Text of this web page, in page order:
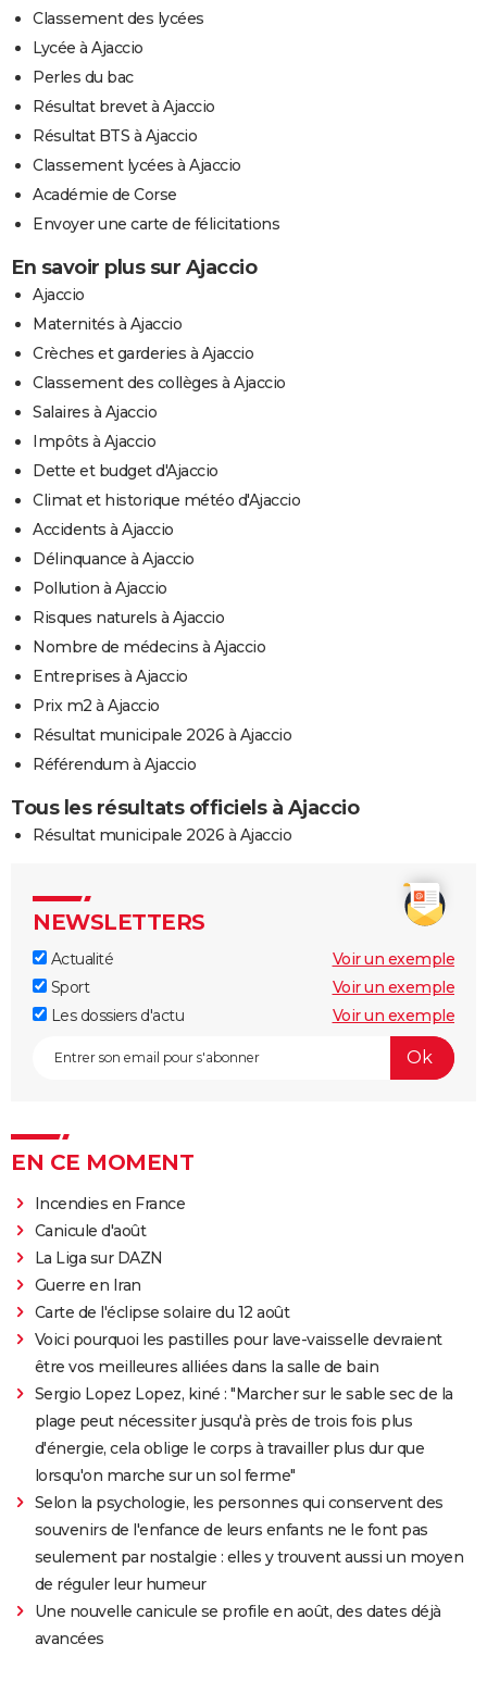
Classement des lycées
Lycée à Ajaccio
Perles du bac
Résultat brevet à Ajaccio
Résultat BTS à Ajaccio
Classement lycées à Ajaccio
Académie de Corse
Envoyer une carte de félicitations
En savoir plus sur Ajaccio
Ajaccio
Maternités à Ajaccio
Crèches et garderies à Ajaccio
Classement des collèges à Ajaccio
Salaires à Ajaccio
Impôts à Ajaccio
Dette et budget d'Ajaccio
Climat et historique météo d'Ajaccio
Accidents à Ajaccio
Délinquance à Ajaccio
Pollution à Ajaccio
Risques naturels à Ajaccio
Nombre de médecins à Ajaccio
Entreprises à Ajaccio
Prix m2 à Ajaccio
Résultat municipale 2026 à Ajaccio
Référendum à Ajaccio
Tous les résultats officiels à Ajaccio
Résultat municipale 2026 à Ajaccio
NEWSLETTERS
Actualité
Voir un exemple
Sport
Voir un exemple
Les dossiers d'actu
Voir un exemple
EN CE MOMENT
Incendies en France
Canicule d'août
La Liga sur DAZN
Guerre en Iran
Carte de l'éclipse solaire du 12 août
Voici pourquoi les pastilles pour lave-vaisselle devraient
être vos meilleures alliées dans la salle de bain
Sergio Lopez Lopez, kiné : "Marcher sur le sable sec de la
plage peut nécessiter jusqu'à près de trois fois plus
d'énergie, cela oblige le corps à travailler plus dur que
lorsqu'on marche sur un sol ferme"
Selon la psychologie, les personnes qui conservent des
souvenirs de l'enfance de leurs enfants ne le font pas
seulement par nostalgie : elles y trouvent aussi un moyen
de réguler leur humeur
Une nouvelle canicule se profile en août, des dates déjà
avancées